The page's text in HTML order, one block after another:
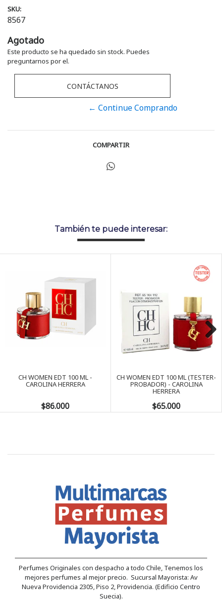
SKU:
8567
Agotado
Este producto se ha quedado sin stock. Puedes
preguntarnos por el.
CONTÁCTANOS
← Continue Comprando
COMPARTIR
También te puede interesar:
CH WOMEN EDT 100 ML -
CAROLINA HERRERA
$86.000
CH WOMEN EDT 100 ML (TESTER-
PROBADOR) - CAROLINA
HERRERA
$65.000
Next
Perfumes Originales con despacho a todo Chile, Tenemos los
mejores perfumes al mejor precio. Sucursal Mayorista: Av
Nueva Providencia 2305, Piso 2, Providencia. (Edificio Centro
Suecia).